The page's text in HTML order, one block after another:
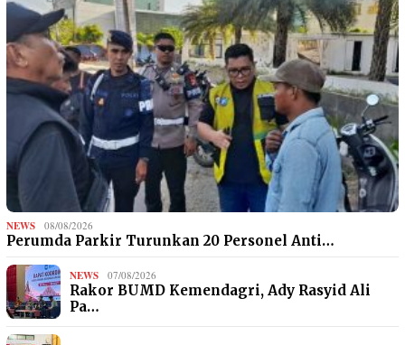
NEWS 08/08/2026
Perumda Parkir Turunkan 20 Personel Anti…
NEWS 07/08/2026
Rakor BUMD Kemendagri, Ady Rasyid Ali
Pa…